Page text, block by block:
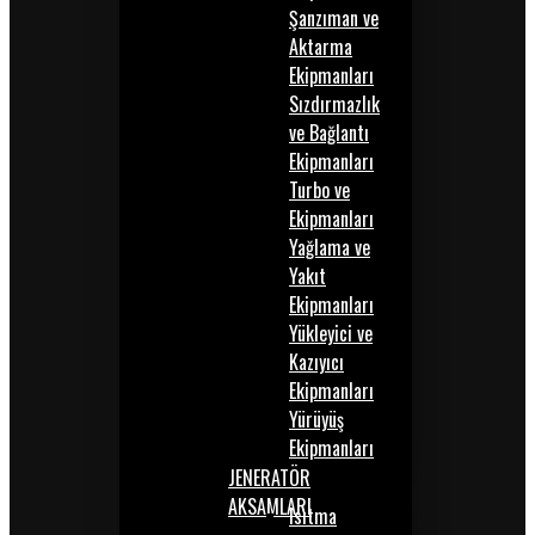
Şanzıman ve
Aktarma
Ekipmanları
Sızdırmazlık
ve Bağlantı
Ekipmanları
Turbo ve
Ekipmanları
Yağlama ve
Yakıt
Ekipmanları
Yükleyici ve
Kazıyıcı
Ekipmanları
Yürüyüş
Ekipmanları
JENERATÖR
AKSAMLARIIsıtma